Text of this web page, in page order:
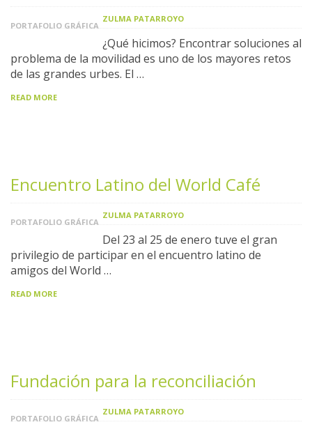
PORTAFOLIO GRÁFICA
ZULMA PATARROYO
¿Qué hicimos? Encontrar soluciones al
problema de la movilidad es uno de los mayores retos
de las grandes urbes. El …
READ MORE
Encuentro Latino del World Café
PORTAFOLIO GRÁFICA
ZULMA PATARROYO
Del 23 al 25 de enero tuve el gran
privilegio de participar en el encuentro latino de
amigos del World …
READ MORE
Fundación para la reconciliación
PORTAFOLIO GRÁFICA
ZULMA PATARROYO